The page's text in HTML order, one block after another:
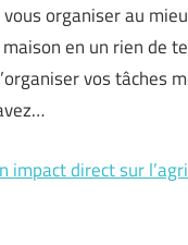
organiser au
en un rien de
vos tâches
impact direct sur